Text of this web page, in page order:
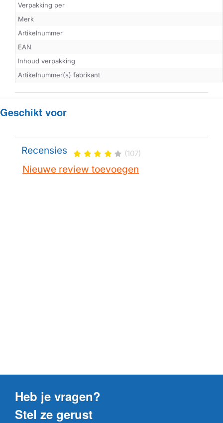
Verpakking per
Merk
Artikelnummer
EAN
Inhoud verpakking
Artikelnummer(s) fabrikant
Geschikt voor
Recensies (107)
Nieuwe review toevoegen
Heb je vragen?
Stel ze gerust